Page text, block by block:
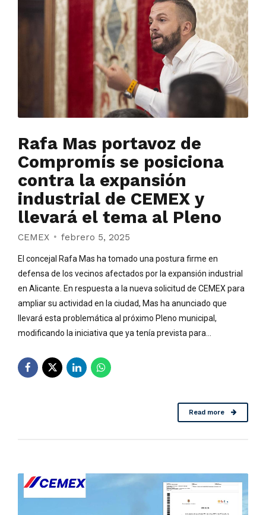
Rafa Mas portavoz de
Compromís se posiciona
contra la expansión
industrial de CEMEX y
llevará el tema al Pleno
CEMEX febrero 5, 2025
El concejal Rafa Mas ha tomado una postura firme en
defensa de los vecinos afectados por la expansión industrial
en Alicante. En respuesta a la nueva solicitud de CEMEX para
ampliar su actividad en la ciudad, Mas ha anunciado que
llevará esta problemática al próximo Pleno municipal,
modificando la iniciativa que ya tenía prevista para...
Read more